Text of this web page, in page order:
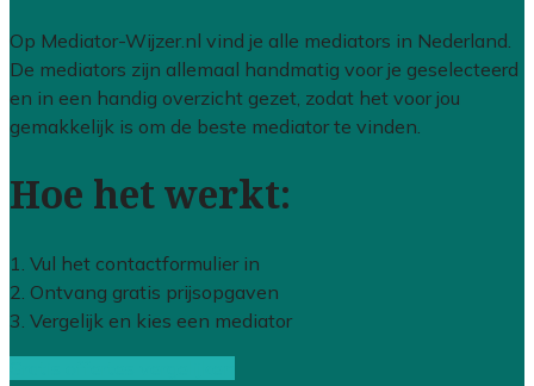
Op Mediator-Wijzer.nl vind je alle mediators in Nederland.
De mediators zijn allemaal handmatig voor je geselecteerd
en in een handig overzicht gezet, zodat het voor jou
gemakkelijk is om de beste mediator te vinden.
Hoe het werkt:
1. Vul het contactformulier in
2. Ontvang gratis prijsopgaven
3. Vergelijk en kies een mediator